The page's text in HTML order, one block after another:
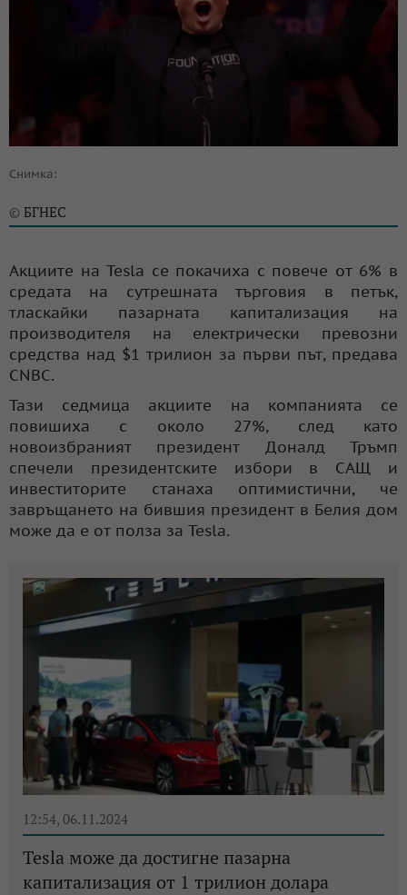
Снимка:
© БГНЕС
Акциите на Tesla се покачиха с повече от 6% в
средата на сутрешната търговия в петък,
тласкайки пазарната капитализация на
производителя на електрически превозни
средства над $1 трилион за първи път, предава
CNBC.
Тази седмица акциите на компанията се
повишиха с около 27%, след като
новоизбраният президент Доналд Тръмп
спечели президентските избори в САЩ и
инвеститорите станаха оптимистични, че
завръщането на бившия президент в Белия дом
може да е от полза за Tesla.
12:54, 06.11.2024
Tesla може да достигне пазарна
капитализация от 1 трилион долара